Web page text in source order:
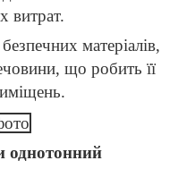
витрат.
матеріалів,
що робить її
однотонний